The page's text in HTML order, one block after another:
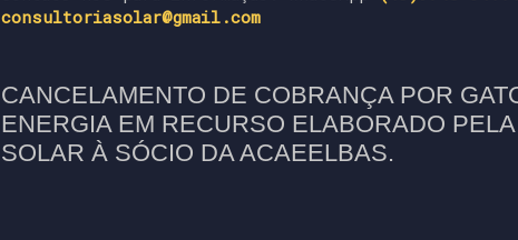
consultoriasolar@gmail.com
CANCELAMENTO DE COBRANÇA POR
ENERGIA EM RECURSO ELABORADO PELA
SOLAR À SÓCIO DA ACAEELBAS.